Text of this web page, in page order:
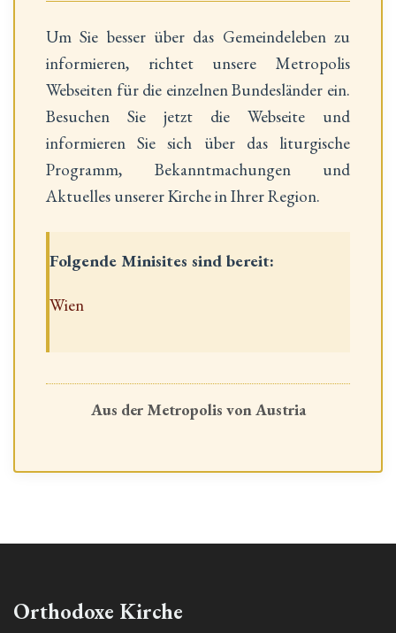
Um Sie besser über das Gemeindeleben zu
informieren, richtet unsere Metropolis
Webseiten für die einzelnen Bundesländer ein.
Besuchen Sie jetzt die Webseite und
informieren Sie sich über das liturgische
Programm, Bekanntmachungen und
Aktuelles unserer Kirche in Ihrer Region.
Folgende Minisites sind bereit:
Wien
Aus der Metropolis von Austria
Orthodoxe Kirche